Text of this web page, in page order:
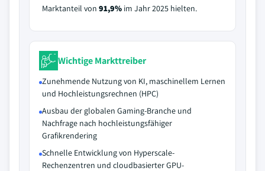
Marktanteil von 91,9% im Jahr 2025 hielten.
Wichtige Markttreiber
Zunehmende Nutzung von KI, maschinellem Lernen
und Hochleistungsrechnen (HPC)
Ausbau der globalen Gaming-Branche und
Nachfrage nach hochleistungsfähiger
Grafikrendering
Schnelle Entwicklung von Hyperscale-
Rechenzentren und cloudbasierter GPU-